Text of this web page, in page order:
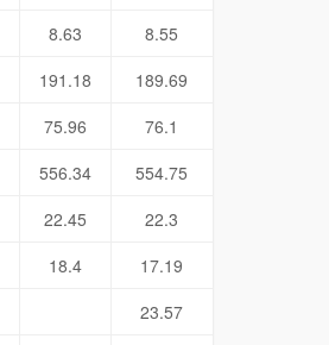
8.63
8.55
191.18
189.69
75.96
76.1
556.34
554.75
22.45
22.3
18.4
17.19
23.57